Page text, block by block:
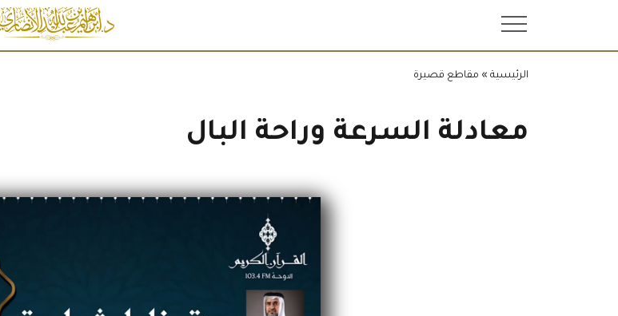
الرئيسية » مقاطع قصيرة
معادلة السرعة وراحة البال